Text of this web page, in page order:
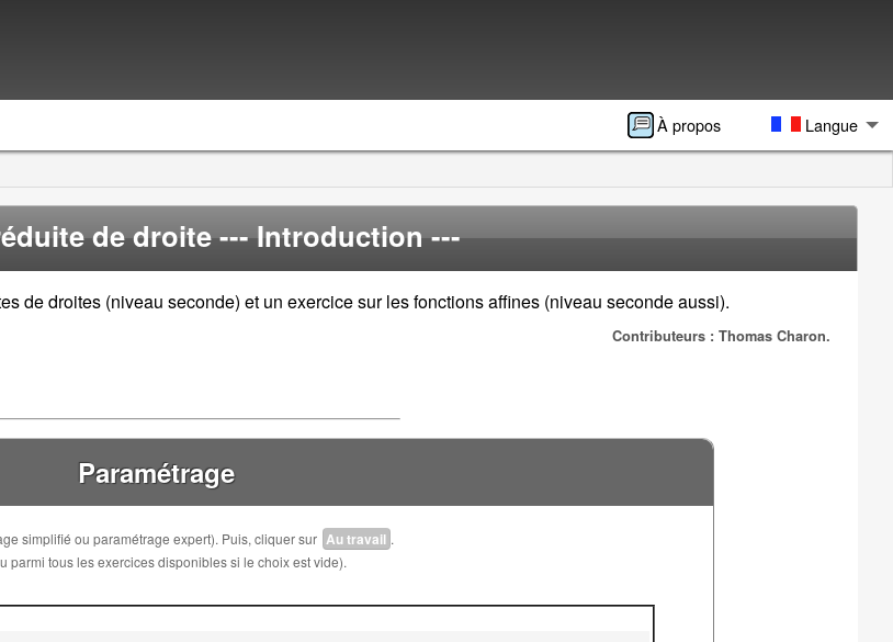
À propos Langue
de droite--- Introduction ---
de droites (niveau seconde) et un exercice sur les fonctions affines (niveau seconde aussi).
Contributeurs : Thomas Charon.
Paramétrage
simplifié ou paramétrage expert). Puis, cliquer sur Au travail .
tous les exercices disponibles si le choix est vide).